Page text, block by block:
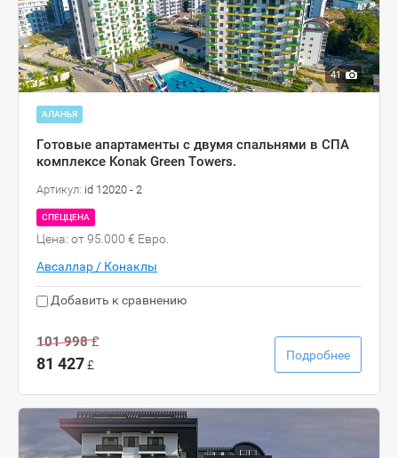
41
АЛАНЬЯ
Готовые апартаменты с двумя спальнями в СПА
комплексе Konak Green Towers.
Артикул: id 12020 - 2
СПЕЦЦЕНА
Цена: от 95.000 € Евро.
Авсаллар / Конаклы
Добавить к сравнению
101 998£
81 427£
Подробнее